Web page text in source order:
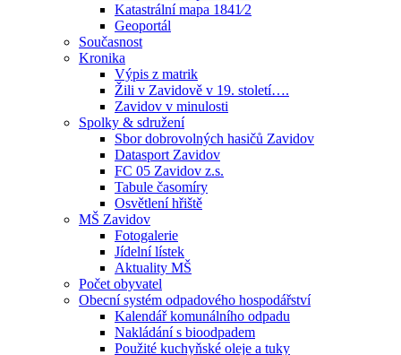
Katastrální mapa 1841⁄2
Geoportál
Současnost
Kronika
Výpis z matrik
Žili v Zavidově v 19. století….
Zavidov v minulosti
Spolky & sdružení
Sbor dobrovolných hasičů Zavidov
Datasport Zavidov
FC 05 Zavidov z.s.
Tabule časomíry
Osvětlení hřiště
MŠ Zavidov
Fotogalerie
Jídelní lístek
Aktuality MŠ
Počet obyvatel
Obecní systém odpadového hospodářství
Kalendář komunálního odpadu
Nakládání s bioodpadem
Použité kuchyňské oleje a tuky